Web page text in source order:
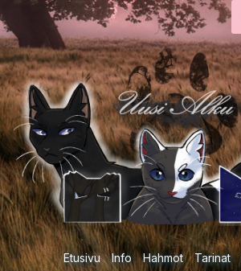
sisältöön
Etusivu Info Hahmot Tarinat